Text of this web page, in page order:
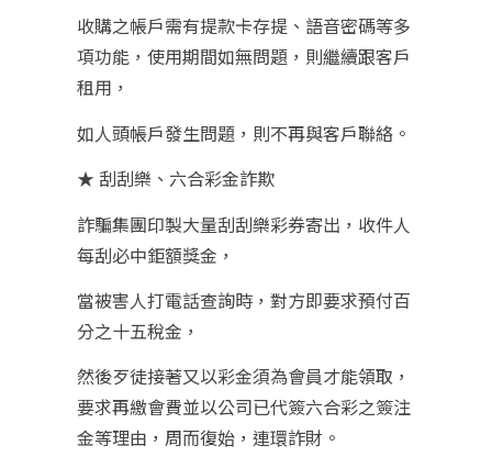
收購之帳戶需有提款卡存提、語音密碼等多
項功能，使用期間如無問題，則繼續跟客戶
租用，
如人頭帳戶發生問題，則不再與客戶聯絡。
★ 刮刮樂、六合彩金詐欺
詐騙集團印製大量刮刮樂彩券寄出，收件人
每刮必中鉅額獎金，
當被害人打電話查詢時，對方即要求預付百
分之十五稅金，
然後歹徒接著又以彩金須為會員才能領取，
要求再繳會費並以公司已代簽六合彩之簽注
金等理由，周而復始，連環詐財。